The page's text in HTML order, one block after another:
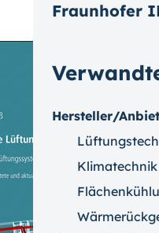
Hersteller/
Klimatechnik
Fraunhofer